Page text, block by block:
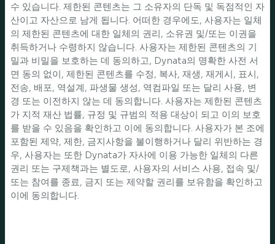
수 있습니다. 제한된 콘텐츠는 그 소유자의 단독 및 독점적인 자
산이고 자산으로 남게 됩니다. 어떠한 경우에도, 사용자는 일체
의 제한된 콘텐츠에 대한 일체의 권리, 소유권 및/또는 이권을
취득하거나 수령하지 않습니다. 사용자는 제한된 콘텐츠의 기
밀과 비밀을 보호하는 데 동의하고, Dynata의 명확한 사전 서
면 동의 없이, 제한된 콘텐츠를 수정, 복사, 재생, 재게시, 표시,
전송, 배포, 역설계, 파생물 생성, 역컴파일 또는 달리 사용, 변
경 또는 이전하지 않는 데 동의합니다. 사용자는 제한된 콘텐츠
가 지적 재산 법률, 규정 및 규범의 적용 대상이 되고 이의 보호
를 받을 수 있음을 확인하고 이에 동의합니다. 사용자가 본 조에
포함된 제약, 제한, 금지사항을 불이행하거나 달리 위반하는 경
우, 사용자는 또한 Dynata가 자사에 이용 가능한 일체의 다른
권리 또는 구제책과는 별도로, 사용자의 서비스 사용, 접속 및/
또는 참여를 종료, 금지 또는 제약할 권리를 보유함을 확인하고
이에 동의합니다.